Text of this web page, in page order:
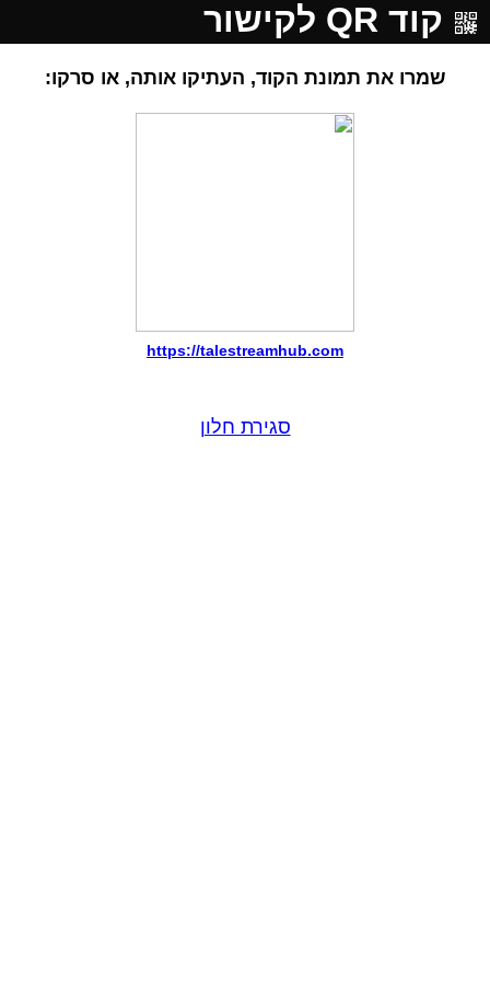
קוד QR לקישור
שמרו את תמונת הקוד, העתיקו אותה, או סרקו:
https://talestreamhub.com
סגירת חלון